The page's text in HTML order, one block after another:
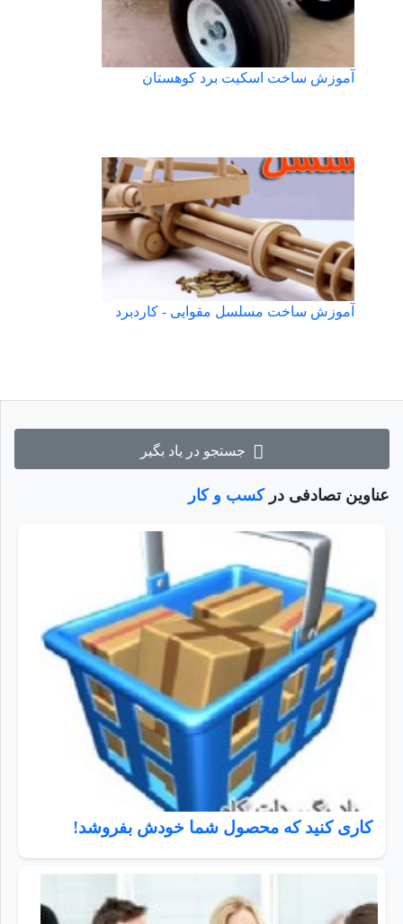
جستجو در یاد بگیر
عناوین تصادفی درکسب و کار
كاری كنيد كه محصول شما خودش بفروشد!
آموزش ساخت اسکیت برد کوهستان
آموزش ساخت مسلسل مقوایی - کاردبرد